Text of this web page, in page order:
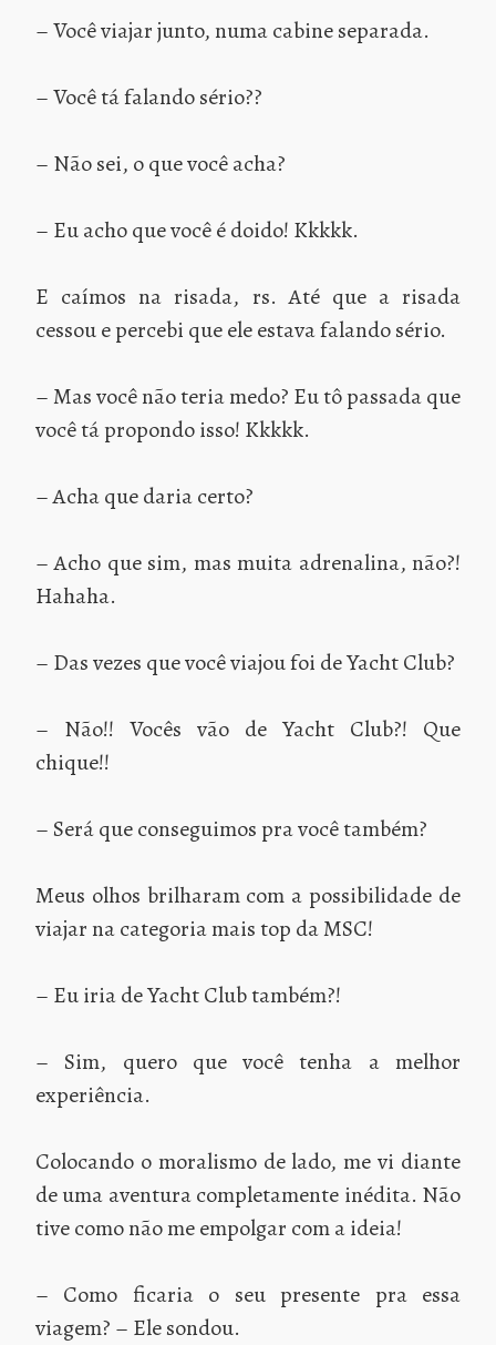
– Você viajar junto, numa cabine separada.
– Você tá falando sério??
– Não sei, o que você acha?
– Eu acho que você é doido! Kkkkk.
E caímos na risada, rs. Até que a risada
cessou e percebi que ele estava falando sério.
– Mas você não teria medo? Eu tô passada que
você tá propondo isso! Kkkkk.
– Acha que daria certo?
– Acho que sim, mas muita adrenalina, não?!
Hahaha.
– Das vezes que você viajou foi de Yacht Club?
– Não!! Vocês vão de Yacht Club?! Que
chique!!
– Será que conseguimos pra você também?
Meus olhos brilharam com a possibilidade de
viajar na categoria mais top da MSC!
– Eu iria de Yacht Club também?!
– Sim, quero que você tenha a melhor
experiência.
Colocando o moralismo de lado, me vi diante
de uma aventura completamente inédita. Não
tive como não me empolgar com a ideia!
– Como ficaria o seu presente pra essa
viagem? – Ele sondou.